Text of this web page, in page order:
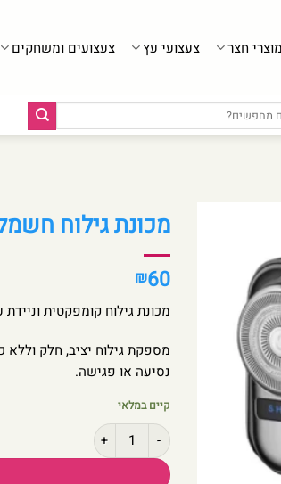
חצר צעצועי עץ צעצועים ומשחקים
מכונת גילוח
₪60
מכונת גילוח קומפקטית
מספקת גילוח יציב, חלק
נסיעה או פגישה.
קיים במלאי
כמות של מכונת גילוח חשמלית